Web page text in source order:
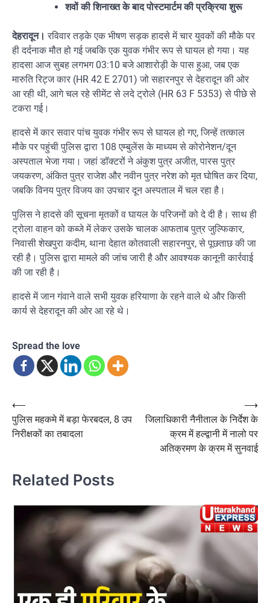
शवों की शिनाख्त के बाद पोस्टमार्टम की प्रक्रिया शुरू
देहरादून। रविवार तड़के एक भीषण सड़क हादसे में चार युवकों की मौके पर
ही दर्दनाक मौत हो गई जबकि एक युवक गंभीर रूप से घायल हो गया। यह
हादसा आज सुबह लगभग 03:10 बजे आशारोड़ी के पास हुआ, जब एक
मारुति रिट्ज कार (HR 42 E 2701) जो सहारनपुर से देहरादून की ओर
आ रही थी, आगे चल रहे सीमेंट से लदे ट्रोले (HR 63 F 5353) से पीछे से
टकरा गई।
हादसे में कार सवार पांच युवक गंभीर रूप से घायल हो गए, जिन्हें तत्काल
मौके पर पहुंची पुलिस द्वारा 108 एम्बुलेंस के माध्यम से कोरोनेशन/दून
अस्पताल भेजा गया। जहां डॉक्टरों ने अंकुश पुत्र अजीत, पारस पुत्र
जयकरण, अंकित पुत्र राजेश और नवीन पुत्र नरेश को मृत घोषित कर दिया,
जबकि विनय पुत्र विजय का उपचार दून अस्पताल में चल रहा है।
पुलिस ने हादसे की सूचना मृतकों व घायल के परिजनों को दे दी है। साथ ही
ट्रोला वाहन को कब्जे में लेकर उसके चालक आफताब पुत्र जुल्फिकार,
निवासी शेखपुरा कदीम, थाना देहात कोतवाली सहारनपुर, से पूछताछ की जा
रही है। पुलिस द्वारा मामले की जांच जारी है और आवश्यक कानूनी कार्रवाई
की जा रही है।
हादसे में जान गंवाने वाले सभी युवक हरियाणा के रहने वाले थे और किसी
कार्य से देहरादून की ओर आ रहे थे।
Spread the love
Post
navigation
⟵
पुलिस महकमे में बड़ा फेरबदल, 8 उप
निरीक्षकों का तबादला
जिलाधिकारी नैनीताल के निर्देश के
क्रम में हल्द्वानी में नालो पर
अतिक्रमण के क्रम में सुनवाई
⟶
Related Posts